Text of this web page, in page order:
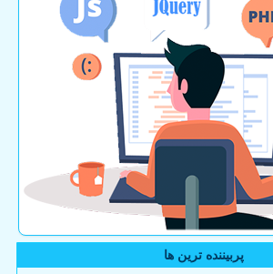
پربیننده ترین ها